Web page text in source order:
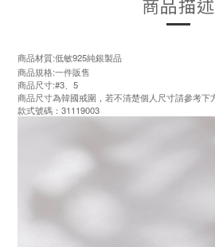
商品材質:低敏925純銀製品
商品規格:一件販售
商品尺寸:#3、5
商品尺寸為韓國戒圍，若不清楚個人尺寸請參考下
款式號碼：31119003